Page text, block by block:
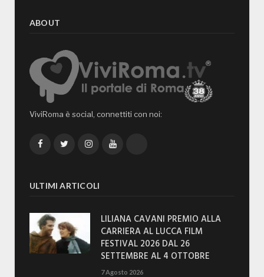
ABOUT
ViviRoma è social, connettiti con noi:
FacebookTwitterInstagramYouTube
ULTIMI ARTICOLI
LILIANA CAVANI PREMIO ALLA
CARRIERA AL LUCCA FILM
FESTIVAL 2026 DAL 26
SETTEMBRE AL 4 OTTOBRE
7 Agosto 2026